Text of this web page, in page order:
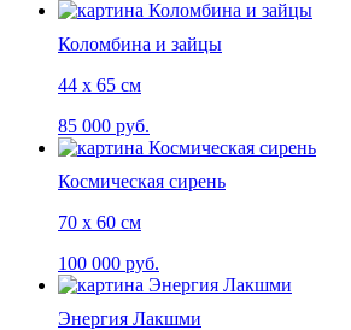
Коломбина и зайцы
44 х 65 см
85 000 руб.
Космическая сирень
70 х 60 см
100 000 руб.
Энергия Лакшми